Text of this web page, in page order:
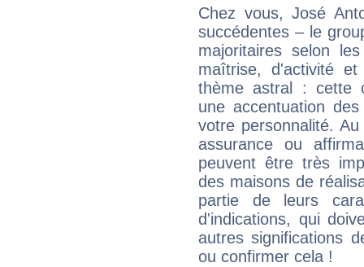
Chez vous, José
succédentes – le
majoritaires selon
maîtrise, d'activité
thème astral : cette
une accentuation
votre personnalité.
assurance ou
peuvent être très
des maisons de
partie de leurs
d'indications, qui
autres significations
ou confirmer cela !